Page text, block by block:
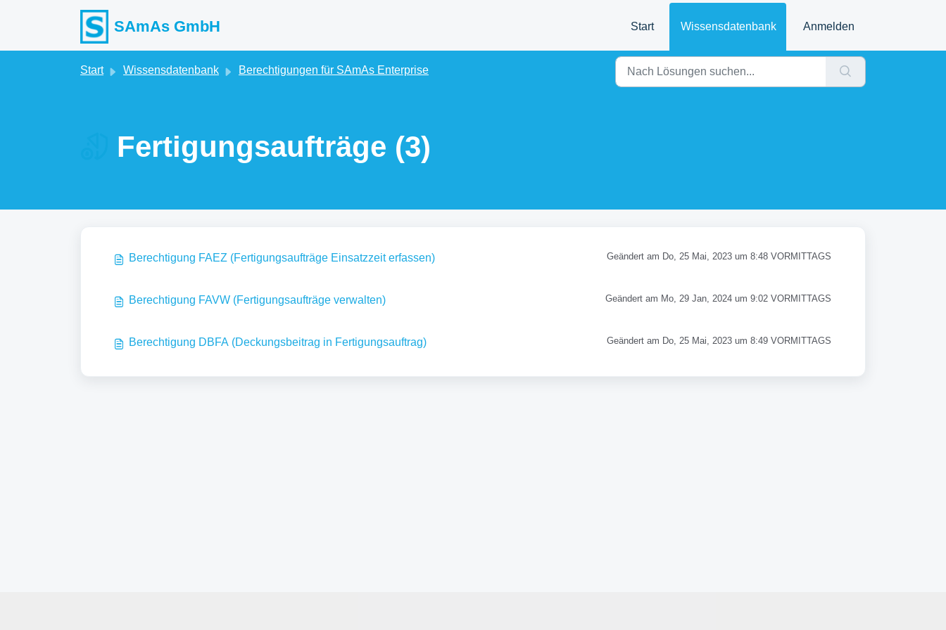
SAmAs GmbH Start Wissensdatenbank Anmelden
Start Wissensdatenbank Berechtigungen für SAmAs Enterprise
Fertigungsaufträge (3)
Berechtigung FAEZ (Fertigungsaufträge Einsatzzeit erfassen) Geändert am Do, 25 Mai, 2023 um 8:48 VORMITTAGS
Berechtigung FAVW (Fertigungsaufträge verwalten) Geändert am Mo, 29 Jan, 2024 um 9:02 VORMITTAGS
Berechtigung DBFA (Deckungsbeitrag in Fertigungsauftrag) Geändert am Do, 25 Mai, 2023 um 8:49 VORMITTAGS